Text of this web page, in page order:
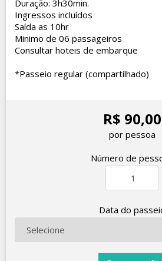
Duração: 3h30min.
Ingressos incluídos
Saída as 10hr
Minimo de 06 passageiros
Consultar hoteis de embarque
*Passeio regular (compartilhado)
R$ 90,00
por pessoa
Número de
Data do